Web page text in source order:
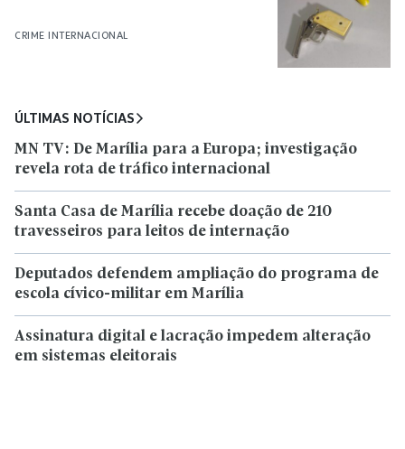
CRIME INTERNACIONAL
ÚLTIMAS NOTÍCIAS
MN TV: De Marília para a Europa; investigação
revela rota de tráfico internacional
Santa Casa de Marília recebe doação de 210
travesseiros para leitos de internação
Deputados defendem ampliação do programa de
escola cívico-militar em Marília
Assinatura digital e lacração impedem alteração
em sistemas eleitorais